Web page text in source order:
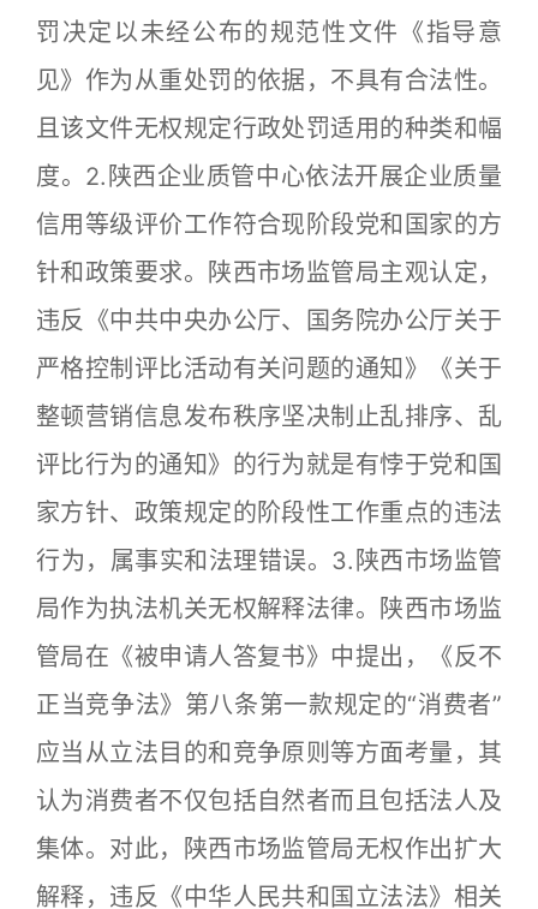
罚决定以未经公布的规范性文件《指导意
见》作为从重处罚的依据，不具有合法性。
且该文件无权规定行政处罚适用的种类和幅
度。2.陕西企业质管中心依法开展企业质量
信用等级评价工作符合现阶段党和国家的方
针和政策要求。陕西市场监管局主观认定，
违反《中共中央办公厅、国务院办公厅关于
严格控制评比活动有关问题的通知》《关于
整顿营销信息发布秩序坚决制止乱排序、乱
评比行为的通知》的行为就是有悖于党和国
家方针、政策规定的阶段性工作重点的违法
行为，属事实和法理错误。3.陕西市场监管
局作为执法机关无权解释法律。陕西市场监
管局在《被申请人答复书》中提出，《反不
正当竞争法》第八条第一款规定的“消费者”
应当从立法目的和竞争原则等方面考量，其
认为消费者不仅包括自然者而且包括法人及
集体。对此，陕西市场监管局无权作出扩大
解释，违反《中华人民共和国立法法》相关